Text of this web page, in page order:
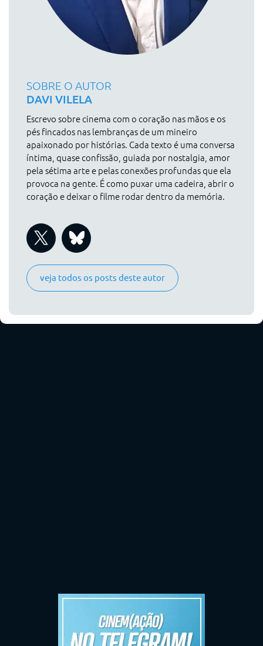
SOBRE O AUTOR
DAVI VILELA
Escrevo sobre cinema com o coração nas mãos e os
pés fincados nas lembranças de um mineiro
apaixonado por histórias. Cada texto é uma conversa
íntima, quase confissão, guiada por nostalgia, amor
pela sétima arte e pelas conexões profundas que ela
provoca na gente. É como puxar uma cadeira, abrir o
coração e deixar o filme rodar dentro da memória.
veja todos os posts deste autor